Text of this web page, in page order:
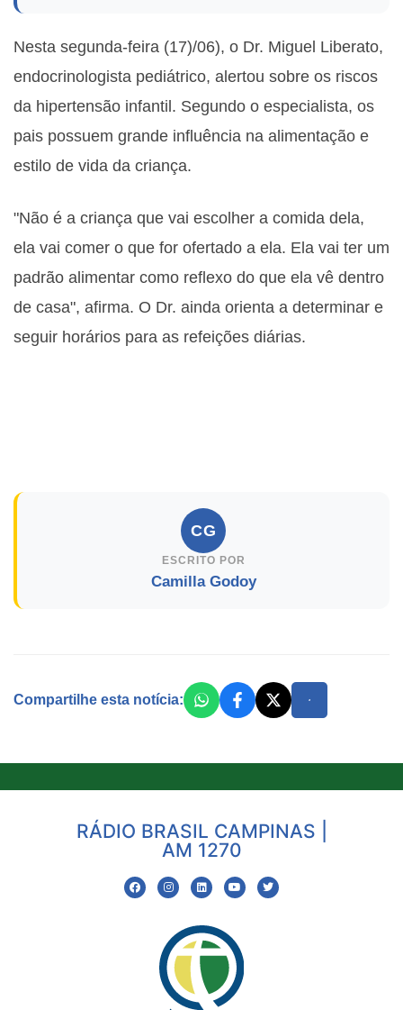
Nesta segunda-feira (17)/06), o Dr. Miguel Liberato,
endocrinologista pediátrico, alertou sobre os riscos
da hipertensão infantil. Segundo o especialista, os
pais possuem grande influência na alimentação e
estilo de vida da criança.
"Não é a criança que vai escolher a comida dela,
ela vai comer o que for ofertado a ela. Ela vai ter um
padrão alimentar como reflexo do que ela vê dentro
de casa", afirma. O Dr. ainda orienta a determinar e
seguir horários para as refeições diárias.
CG
ESCRITO POR
Camilla Godoy
Compartilhe esta notícia:
RÁDIO BRASIL CAMPINAS |
AM 1270